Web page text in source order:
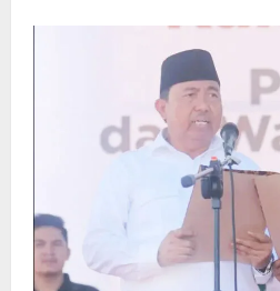
Agustiar
Sabran
Panen
Parsial
Udang
Vaname
di
Desa
Sukamara